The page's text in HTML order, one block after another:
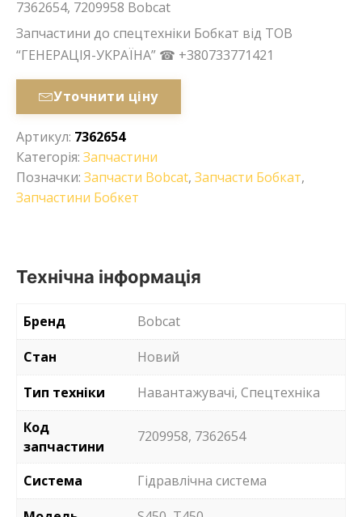
7362654, 7209958 Bobcat
Запчастини до спецтехніки Бобкат від ТОВ
“ГЕНЕРАЦІЯ-УКРАЇНА” ☎ +380733771421
Уточнити ціну
Артикул: 7362654
Категорія: Запчастини
Позначки: Запчасти Bobcat, Запчасти Бобкат,
Запчастини Бобкет
Технічна інформація
Бренд
Bobcat
Стан
Новий
Тип техніки
Навантажувачі, Спецтехніка
Код
запчастини
7209958, 7362654
Система
Гідравлічна система